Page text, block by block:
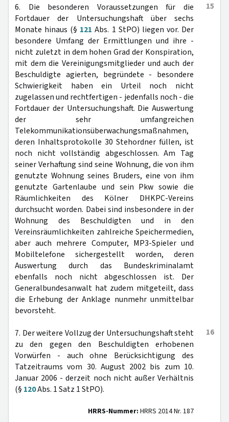
15
6. Die besonderen Voraussetzungen für die
Fortdauer der Untersuchungshaft über sechs
Monate hinaus (§ 121 Abs. 1 StPO) liegen vor. Der
besondere Umfang der Ermittlungen und ihre -
nicht zuletzt in dem hohen Grad der Konspiration,
mit dem die Vereinigungsmitglieder und auch der
Beschuldigte agierten, begründete - besondere
Schwierigkeit haben ein Urteil noch nicht
zugelassen und rechtfertigen - jedenfalls noch - die
Fortdauer der Untersuchungshaft. Die Auswertung
der sehr umfangreichen
Telekommunikationsüberwachungsmaßnahmen,
deren Inhaltsprotokolle 30 Stehordner füllen, ist
noch nicht vollständig abgeschlossen. Am Tag
seiner Verhaftung sind seine Wohnung, die von ihm
genutzte Wohnung seines Bruders, eine von ihm
genutzte Gartenlaube und sein Pkw sowie die
Räumlichkeiten des Kölner DHKPC-Vereins
durchsucht worden. Dabei sind insbesondere in der
Wohnung des Beschuldigten und in den
Vereinsräumlichkeiten zahlreiche Speichermedien,
aber auch mehrere Computer, MP3-Spieler und
Mobiltelefone sichergestellt worden, deren
Auswertung durch das Bundeskriminalamt
ebenfalls noch nicht abgeschlossen ist. Der
Generalbundesanwalt hat zudem mitgeteilt, dass
die Erhebung der Anklage nunmehr unmittelbar
bevorsteht.
16
7. Der weitere Vollzug der Untersuchungshaft steht
zu den gegen den Beschuldigten erhobenen
Vorwürfen - auch ohne Berücksichtigung des
Tatzeitraums vom 30. August 2002 bis zum 10.
Januar 2006 - derzeit noch nicht außer Verhältnis
(§ 120Abs. 1 Satz 1 StPO).
HRRS-Nummer: HRRS 2014 Nr. 187